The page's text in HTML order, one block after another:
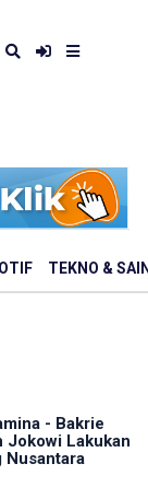
TEKNO &
- Bakrie
Jokowi Lakukan
Nusantara